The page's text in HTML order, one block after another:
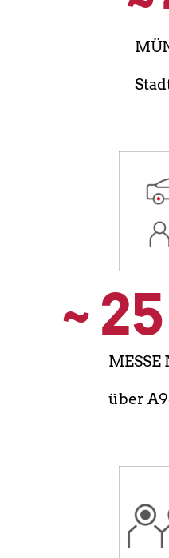
MESSE
über
~ 25